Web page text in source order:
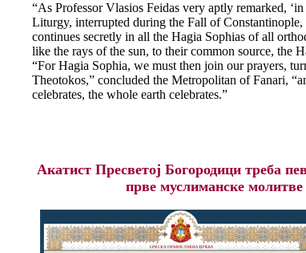
“As Professor Vlasios Feidas very aptly remarked,
Liturgy, interrupted during the Fall of
continues secretly in all the Hagia Sophias of all
like the rays of the sun, to their common source, the
“For Hagia Sophia, we must then join our prayers,
Theotokos,” concluded the Metropolitan of Fanari,
celebrates, the whole earth celebrates.”
Акатист Пресветој Богородици треба
прве муслиманске